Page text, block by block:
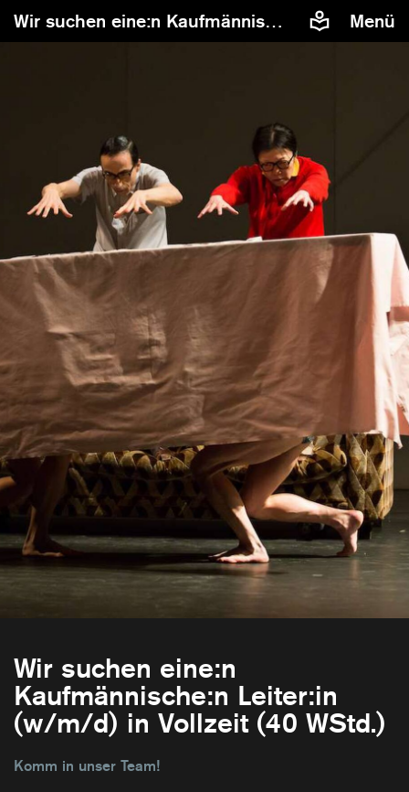
Wir suchen eine:n Kaufmännische:n Leiter:in (w/m/d) in Vollzeit (40 WStd.) Menü
Wir suchen eine:n
Kaufmännische:n Leiter:in
(w/m/d) in Vollzeit (40 WStd.)
Komm in unser Team!